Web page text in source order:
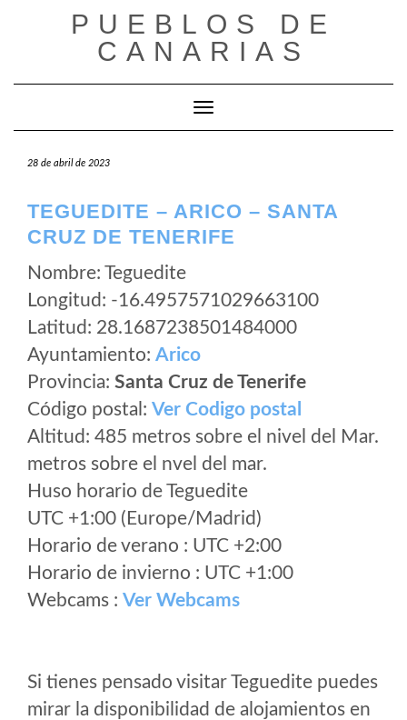
PUEBLOS DE
CANARIAS
Cambiar modo de navegación
28 de abril de 2023
TEGUEDITE – ARICO – SANTA
CRUZ DE TENERIFE
Nombre: Teguedite
Longitud: -16.4957571029663100
Latitud: 28.1687238501484000
Ayuntamiento: Arico
Provincia: Santa Cruz de Tenerife
Código postal: Ver Codigo postal
Altitud: 485 metros sobre el nivel del Mar.
metros sobre el nvel del mar.
Huso horario de Teguedite
UTC +1:00 (Europe/Madrid)
Horario de verano : UTC +2:00
Horario de invierno : UTC +1:00
Webcams : Ver Webcams
Si tienes pensado visitar Teguedite puedes
mirar la disponibilidad de alojamientos en